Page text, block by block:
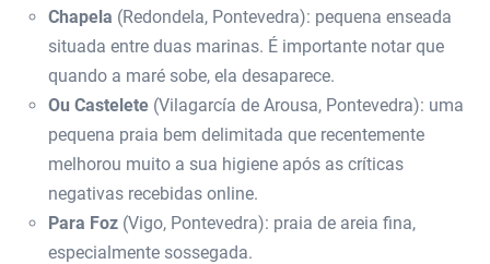
Chapela (Redondela, Pontevedra): pequena enseada
situada entre duas marinas. É importante notar que
quando a maré sobe, ela desaparece.
Ou Castelete (Vilagarcía de Arousa, Pontevedra): uma
pequena praia bem delimitada que recentemente
melhorou muito a sua higiene após as críticas
negativas recebidas online.
Para Foz (Vigo, Pontevedra): praia de areia fina,
especialmente sossegada.